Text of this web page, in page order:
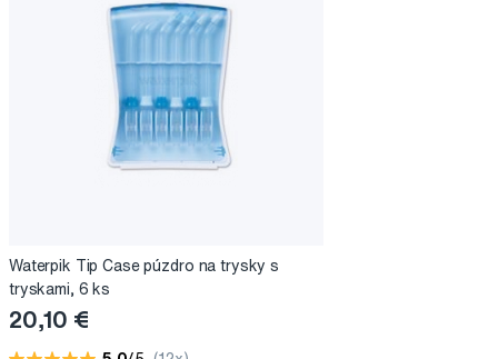
Waterpik Tip Case púzdro na trysky s
tryskami, 6 ks
20,10 €